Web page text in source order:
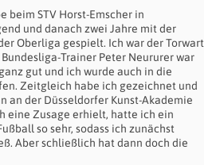
beim STV Horst-Emscher in
und danach zwei Jahre mit der
Oberliga gespielt. Ich war der Torwart
Trainer Peter Neururer war
gut und ich wurde auch in die
Zeitgleich habe ich gezeichnet und
an der Düsseldorfer Kunst-Akademie
eine Zusage erhielt, hatte ich ein
so sehr, sodass ich zunächst
Aber schließlich hat dann doch die